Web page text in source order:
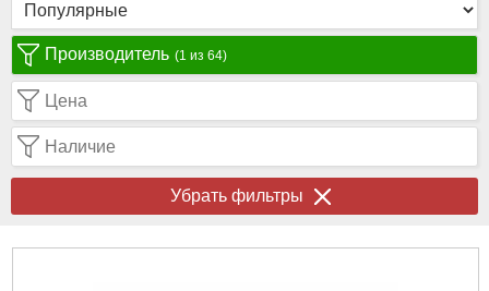
Производитель (1 из 64)
Цена
Наличие
Убрать фильтры